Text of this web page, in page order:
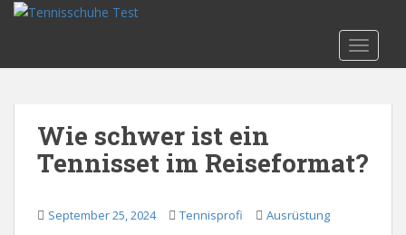
p
Wie schwer ist ein
Tennisset im Reiseformat?
September 25, 2024 Tennisprofi Ausrüstung